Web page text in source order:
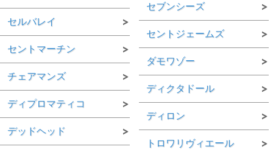
セルバレイ
セントマーチン
チェアマンズ
ディプロマティコ
デッドヘッド
セブンシーズ
セントジェームズ
ダモワゾー
ディクタドール
ディロン
トロワリヴィエール